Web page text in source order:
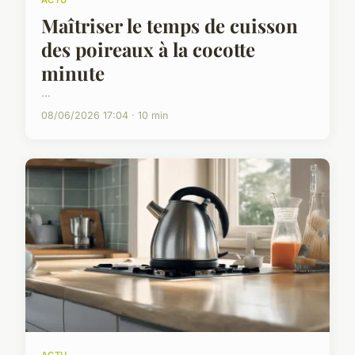
Maîtriser le temps de cuisson
des poireaux à la cocotte
minute
...
08/06/2026 17:04 · 10 min